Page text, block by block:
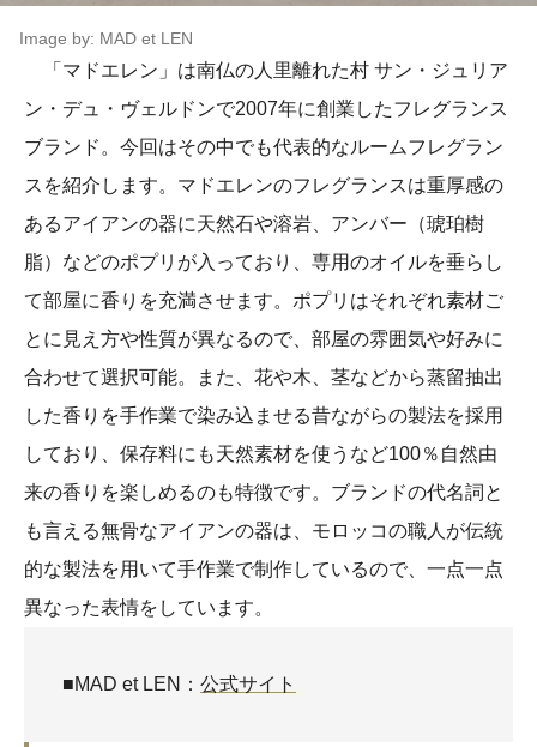
Image by: MAD et LEN
「マドエレン」は南仏の人里離れた村 サン・ジュリア
ン・デュ・ヴェルドンで2007年に創業したフレグランス
ブランド。今回はその中でも代表的なルームフレグラン
スを紹介します。マドエレンのフレグランスは重厚感の
あるアイアンの器に天然石や溶岩、アンバー（琥珀樹
脂）などのポプリが入っており、専用のオイルを垂らし
て部屋に香りを充満させます。ポプリはそれぞれ素材ご
とに見え方や性質が異なるので、部屋の雰囲気や好みに
合わせて選択可能。また、花や木、茎などから蒸留抽出
した香りを手作業で染み込ませる昔ながらの製法を採用
しており、保存料にも天然素材を使うなど100％自然由
来の香りを楽しめるのも特徴です。ブランドの代名詞と
も言える無骨なアイアンの器は、モロッコの職人が伝統
的な製法を用いて手作業で制作しているので、一点一点
異なった表情をしています。
■MAD et LEN： 公式サイト